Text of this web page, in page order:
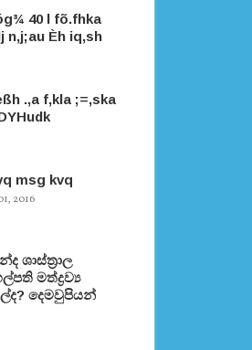
40 l fõ.fhka
n,j;au Èh iq,sh
.,a f,kla ;=,ska
msg kvq
2016
ශාස්ත‍්‍රාල
මත්ද්‍රව්‍ය
දෙමවුපියන්